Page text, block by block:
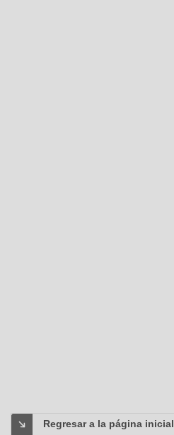
Regresar a la página inicial